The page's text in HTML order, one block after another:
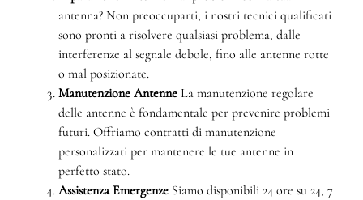
antenna? Non preoccuparti, i nostri tecnici qualificati
sono pronti a risolvere qualsiasi problema, dalle
interferenze al segnale debole, fino alle antenne rotte
o mal posizionate.
Manutenzione Antenne La manutenzione regolare
delle antenne è fondamentale per prevenire problemi
futuri. Offriamo contratti di manutenzione
personalizzati per mantenere le tue antenne in
perfetto stato.
Assistenza Emergenze Siamo disponibili 24 ore su 24, 7